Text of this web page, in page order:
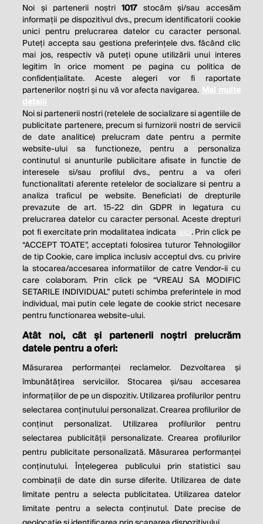
THE SOCIAL RESPONSIBILITY OF
BUSINESS IS TO INCREASE ITS
PROFITS.
Milton Friedman
© 2026 Profit.ro. Toate drepturile rezervate.
Dezvoltat de1616.ro
Contact Publicitate Despre noi
Politica de cookie Politica de
confidențialitate
Noi și partenerii noștri1017 stocăm și/sau accesăm
informații pe dispozitivul dvs., precum identificatorii cookie
unici pentru prelucrarea datelor cu caracter personal.
Puteți accepta sau gestiona preferințele dvs. făcând clic
mai jos, respectiv vă puteți opune utilizării unui interes
legitim în orice moment pe pagina cu politica de
confidențialitate. Aceste alegeri vor fi raportate
partenerilor noștri și nu vă vor afecta navigarea. Mai multe
detalii
Noi si partenerii nostri (retelele de socializare si agentiile de
publicitate partenere, precum si furnizorii nostri de servicii
de date analitice) prelucram date pentru a permite
website-ului sa functioneze, pentru a personaliza
continutul si anunturile publicitare afisate in functie de
interesele si/sau profilul dvs., pentru a va oferi
functionalitati aferente retelelor de socializare si pentru a
analiza traficul pe website. Beneficiati de drepturile
prevazute de art. 15-22 din GDPR in legatura cu
prelucrarea datelor cu caracter personal. Aceste drepturi
pot fi exercitate prin modalitatea indicata aici. Prin click pe
“ACCEPT TOATE”, acceptati folosirea tuturor Tehnologiilor
de tip Cookie, care implica inclusiv acceptul dvs. cu privire
la stocarea/accesarea informatiilor de catre Vendor-ii cu
care colaboram. Prin click pe “VREAU SA MODIFIC
SETARILE INDIVIDUAL” puteti schimba preferintele in mod
individual, mai putin cele legate de cookie strict necesare
pentru functionarea website-ului.
Atât noi, cât și partenerii noștri prelucrăm
datele pentru a oferi:
Măsurarea performanței reclamelor. Dezvoltarea și
îmbunătățirea serviciilor. Stocarea și/sau accesarea
informațiilor de pe un dispozitiv. Utilizarea profilurilor pentru
selectarea conținutului personalizat. Crearea profilurilor de
conținut personalizat. Utilizarea profilurilor pentru
selectarea publicității personalizate. Crearea profilurilor
pentru publicitate personalizată. Măsurarea performanței
conținutului. Înțelegerea publicului prin statistici sau
combinații de date din surse diferite. Utilizarea de date
limitate pentru a selecta publicitatea. Utilizarea datelor
limitate pentru a selecta conținutul. Date precise de